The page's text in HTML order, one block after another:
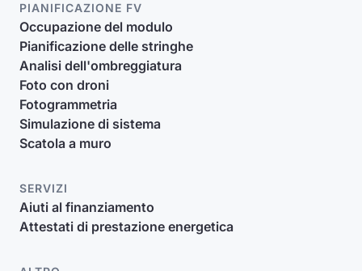
PIANIFICAZIONE FV
Occupazione del modulo
Pianificazione delle stringhe
Analisi dell'ombreggiatura
Foto con droni
Fotogrammetria
Simulazione di sistema
Scatola a muro
SERVIZI
Aiuti al finanziamento
Attestati di prestazione energetica